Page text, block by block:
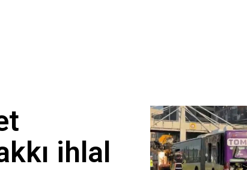
ihlal